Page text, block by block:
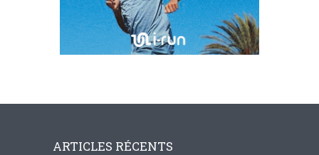
ARTICLES RÉCENTS